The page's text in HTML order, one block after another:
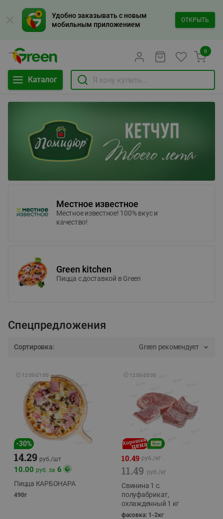
Удобно заказывать с новым
мобильным приложением
ОТКРЫТЬ
Каталог
0
Местное известное
Местное известное! 100% вкус и
качество!
Green kitchen
Пицца c доставкой в Green
Спецпредложения
Сортировка: Green рекомендует
🕘 12:00-21:00
-30%
14.29 руб./шт
10.00 руб. за 6
Пицца КАРБОНАРА
490г
🕘 12:00-20:00
10.49 руб./кг
11.49 руб./кг
Свинина 1 с.
полуфабрикат,
охлажденный 1 кг
фасовка: 1-2кг